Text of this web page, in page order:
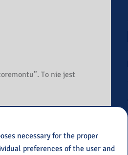
To nie jest
Czerwca ’76)
Płocku) i Magdaleną
necessary for the proper
preferences of the user and